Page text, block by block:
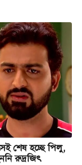
শেষ হচ্ছে পিলু,
রুদ্রজিৎ